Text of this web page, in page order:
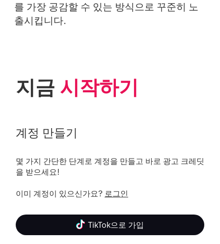
를 가장 공감할 수 있는 방식으로 꾸준히 노
출시킵니다.
지금 시작하기
계정 만들기
몇 가지 간단한 단계로 계정을 만들고 바로 광고 크레딧
을 받으세요!
이미 계정이 있으신가요? 로그인
TikTok으로 가입